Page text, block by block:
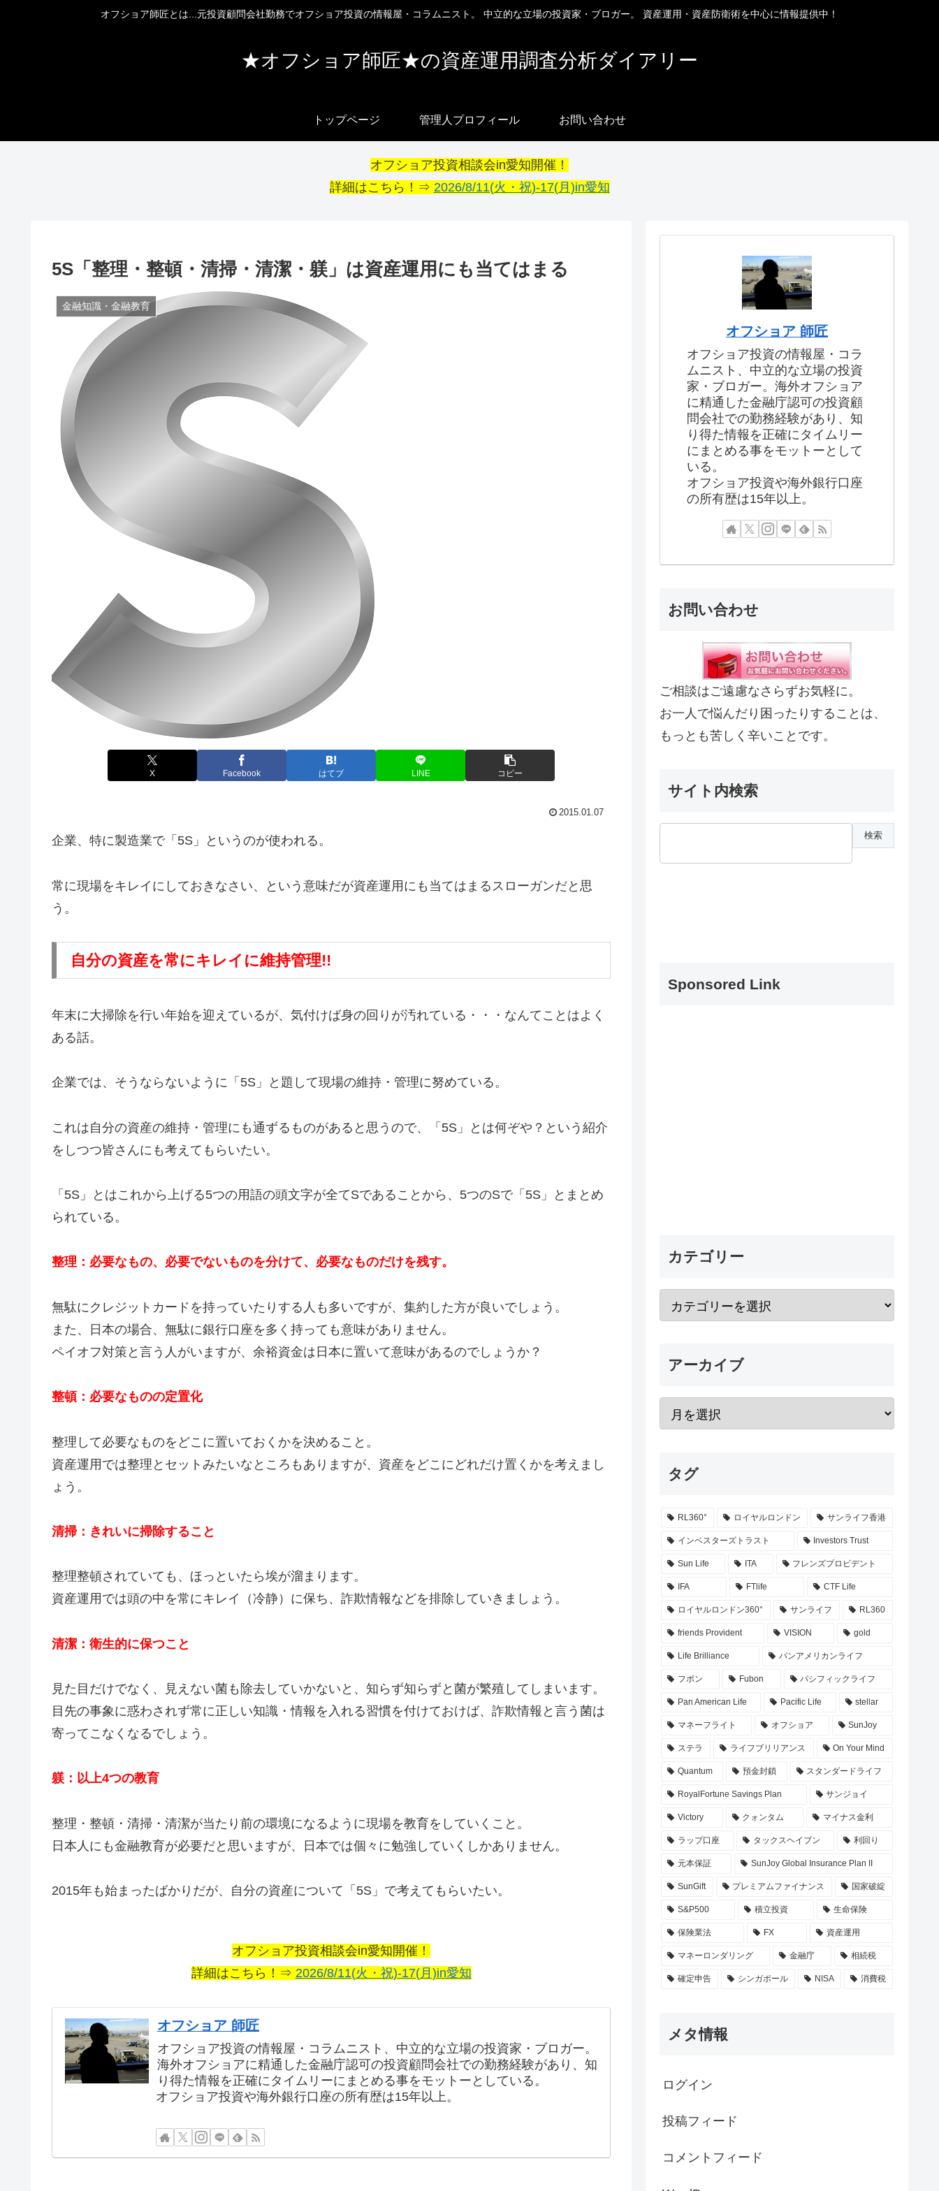
オフショア師匠とは...元投資顧問会社勤務でオフショア投資の情報屋・コラムニスト。 中立的な立場の投資家・ブロガー。 資産運用・資産防衛術を中心に情報提供中！
★オフショア師匠★の資産運用調査分析ダイアリー
トップページ 管理人プロフィール お問い合わせ
オフショア投資相談会in愛知開催！
詳細はこちら！⇒ 2026/8/11(火・祝)-17(月)in愛知
5S「整理・整頓・清掃・清潔・躾」は資産運用にも当てはまる
金融知識・金融教育
X Facebook はてブ LINE コピー
2015.01.07
企業、特に製造業で「5S」というのが使われる。
常に現場をキレイにしておきなさい、という意味だが資産運用にも当てはまるスローガンだと思
う。
自分の資産を常にキレイに維持管理!!
年末に大掃除を行い年始を迎えているが、気付けば身の回りが汚れている・・・なんてことはよく
ある話。
企業では、そうならないように「5S」と題して現場の維持・管理に努めている。
これは自分の資産の維持・管理にも通ずるものがあると思うので、「5S」とは何ぞや？という紹介
をしつつ皆さんにも考えてもらいたい。
「5S」とはこれから上げる5つの用語の頭文字が全てSであることから、5つのSで「5S」とまとめ
られている。
整理：必要なもの、必要でないものを分けて、必要なものだけを残す。
無駄にクレジットカードを持っていたりする人も多いですが、集約した方が良いでしょう。
また、日本の場合、無駄に銀行口座を多く持っても意味がありません。
ペイオフ対策と言う人がいますが、余裕資金は日本に置いて意味があるのでしょうか？
整頓：必要なものの定置化
整理して必要なものをどこに置いておくかを決めること。
資産運用では整理とセットみたいなところもありますが、資産をどこにどれだけ置くかを考えまし
ょう。
清掃：きれいに掃除すること
整理整頓されていても、ほっといたら埃が溜まります。
資産運用では頭の中を常にキレイ（冷静）に保ち、詐欺情報などを排除していきましょう。
清潔：衛生的に保つこと
見た目だけでなく、見えない菌も除去していかないと、知らず知らずと菌が繁殖してしまいます。
目先の事象に惑わされず常に正しい知識・情報を入れる習慣を付けておけば、詐欺情報と言う菌は
寄ってこなくなるでしょう。
躾：以上4つの教育
整理・整頓・清掃・清潔が当たり前の環境になるように現場を教育をしていくこと。
日本人にも金融教育が必要だと思いますが、日本では個々に勉強していくしかありません。
2015年も始まったばかりだが、自分の資産について「5S」で考えてもらいたい。
オフショア投資相談会in愛知開催！
詳細はこちら！⇒ 2026/8/11(火・祝)-17(月)in愛知
オフショア 師匠
オフショア投資の情報屋・コラムニスト、中立的な立場の投資家・ブロガー。
海外オフショアに精通した金融庁認可の投資顧問会社での勤務経験があり、知
り得た情報を正確にタイムリーにまとめる事をモットーとしている。
オフショア投資や海外銀行口座の所有歴は15年以上。
オフショア 師匠
オフショア投資の情報屋・コラ
ムニスト、中立的な立場の投資
家・ブロガー。海外オフショア
に精通した金融庁認可の投資顧
問会社での勤務経験があり、知
り得た情報を正確にタイムリー
にまとめる事をモットーとして
いる。
オフショア投資や海外銀行口座
の所有歴は15年以上。
お問い合わせ
ご相談はご遠慮なさらずお気軽に。
お一人で悩んだり困ったりすることは、
もっとも苦しく辛いことです。
サイト内検索
Sponsored Link
カテゴリー
アーカイブ
タグ
RL360° ロイヤルロンドン サンライフ香港
インベスターズトラスト Investors Trust
Sun Life ITA フレンズプロビデント
IFA FTlife CTF Life
ロイヤルロンドン360° サンライフ RL360
friends Provident VISION gold
Life Brilliance パンアメリカンライフ
フボン Fubon パシフィックライフ
Pan American Life Pacific Life stellar
マネーフライト オフショア SunJoy
ステラ ライフブリリアンス On Your Mind
Quantum 預金封鎖 スタンダードライフ
RoyalFortune Savings Plan サンジョイ
Victory クォンタム マイナス金利
ラップ口座 タックスヘイブン 利回り
元本保証 SunJoy Global Insurance Plan II
SunGift プレミアムファイナンス 国家破綻
S&P500 積立投資 生命保険
保険業法 FX 資産運用
マネーロンダリング 金融庁 相続税
確定申告 シンガポール NISA 消費税
メタ情報
ログイン
投稿フィード
コメントフィード